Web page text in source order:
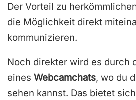
Der Vorteil zu
die Möglichkeit direkt
kommunizieren.
Noch direkter wird es durch
eines Webcamchats, wo du
sehen kannst. Das bietet